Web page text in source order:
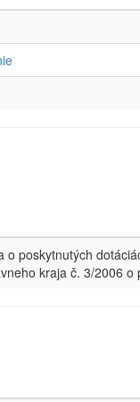
o poskytnutých
kraja č. 3/2006